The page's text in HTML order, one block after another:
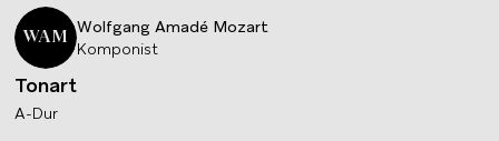
WAM
Wolfgang Amadé Mozart
Komponist
Tonart
A-Dur